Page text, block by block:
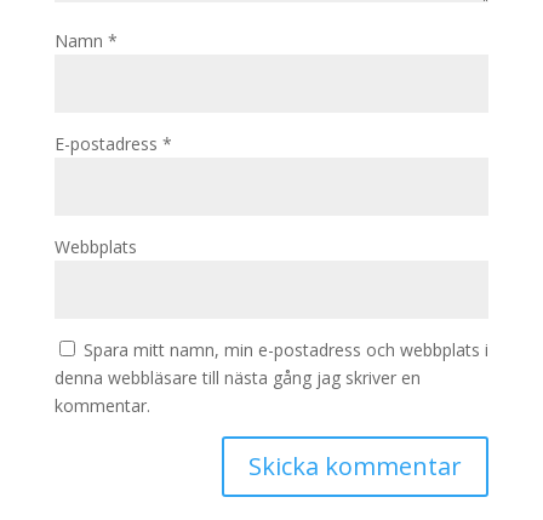
Namn *
E-postadress *
Webbplats
Spara mitt namn, min e-postadress och webbplats i
denna webbläsare till nästa gång jag skriver en
kommentar.